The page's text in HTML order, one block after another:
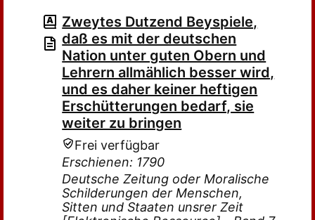
Zweytes Dutzend Beyspiele,
daß es mit der deutschen
Nation unter guten Obern und
Lehrern allmählich besser wird,
und es daher keiner heftigen
Erschütterungen bedarf, sie
weiter zu bringen
Frei verfügbar
Erschienen: 1790
Deutsche Zeitung oder Moralische
Schilderungen der Menschen,
Sitten und Staaten unsrer Zeit